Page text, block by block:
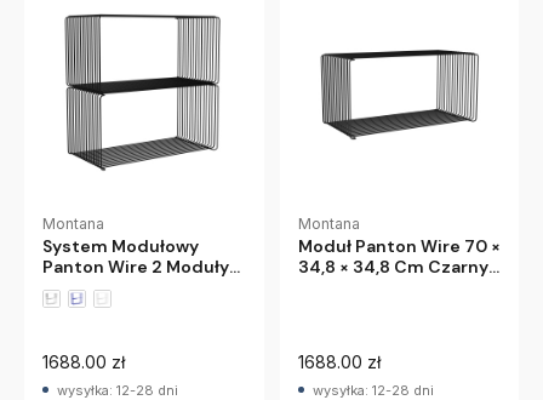
Montana
System Modułowy
Panton Wire 2 Moduły
70 × 34,8 × 34,8 Cm
Czarny Montana
1688.00 zł
wysyłka: 12-28 dni
Montana
Moduł Panton Wire 70 ×
34,8 × 34,8 Cm Czarny
1688.00 zł
wysyłka: 12-28 dni